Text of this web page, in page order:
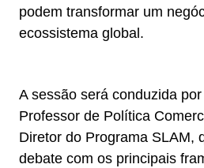
podem transformar um
ecossistema global.
A sessão será conduzida
Professor de Política
Diretor do Programa SLAM,
debate com os principais